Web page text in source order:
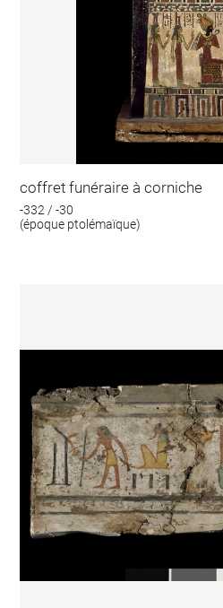
coffret funéraire à corniche
-332 / -30
(époque ptolémaïque)